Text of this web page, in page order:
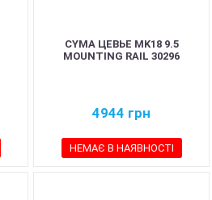
CYMA ЦЕВЬЕ MK18 9.5
MOUNTING RAIL 30296
4944 грн
НЕМАЄ В НАЯВНОСТІ